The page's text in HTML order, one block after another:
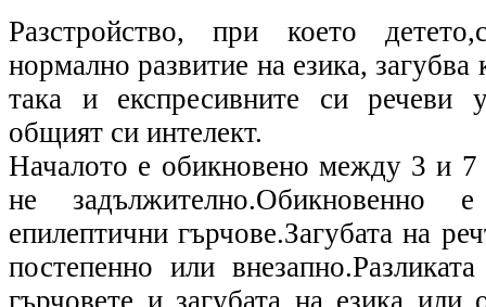
Разстройство, при което
нормално развитие на езика, загубва
така и експресивните си речеви
общият си интелект.
Началото е обикновено между 3 и 7
не задължително.Обикновенно
епилептични гърчове.Загубата на
постепенно или